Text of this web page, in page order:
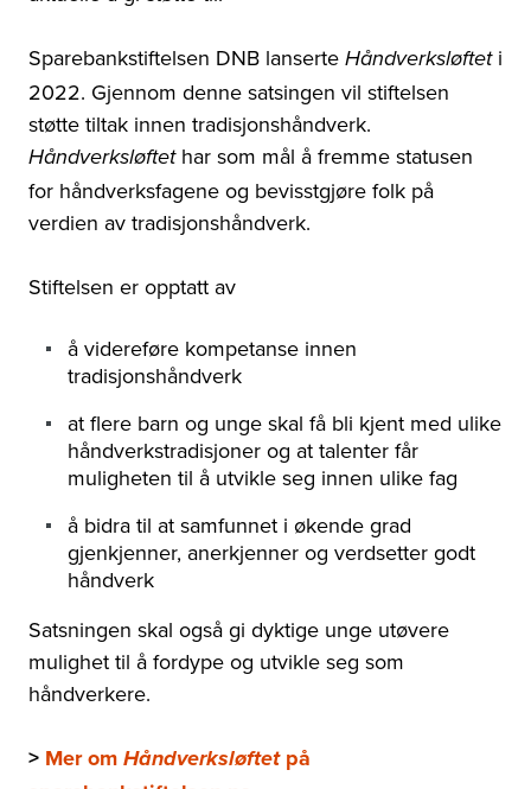
Sparebankstiftelsen DNB lanserte Håndverksløfteti
2022. Gjennom denne satsingen vil stiftelsen
støtte tiltak innen tradisjonshåndverk.
Håndverksløftethar som mål å fremme statusen
for håndverksfagene og bevisstgjøre folk på
verdien av tradisjonshåndverk.
Stiftelsen er opptatt av
å videreføre kompetanse innen
tradisjonshåndverk
at flere barn og unge skal få bli kjent med ulike
håndverkstradisjoner og at talenter får
muligheten til å utvikle seg innen ulike fag
å bidra til at samfunnet i økende grad
gjenkjenner, anerkjenner og verdsetter godt
håndverk
Satsningen skal også gi dyktige unge utøvere
mulighet til å fordype og utvikle seg som
håndverkere.
> Mer om Håndverksløftetpå